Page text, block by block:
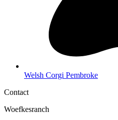
Welsh Corgi Pembroke
Contact
Woefkesranch